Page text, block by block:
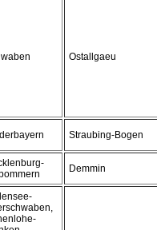
Ostallgaeu
Straubing-Bogen
Demmin